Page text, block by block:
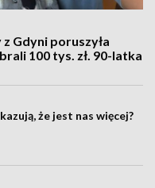
Gdyni poruszyła
100 tys. zł. 90-latka
że jest nas więcej?